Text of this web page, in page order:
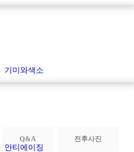
기미와색소
안티에이징
Q&A 전후사진